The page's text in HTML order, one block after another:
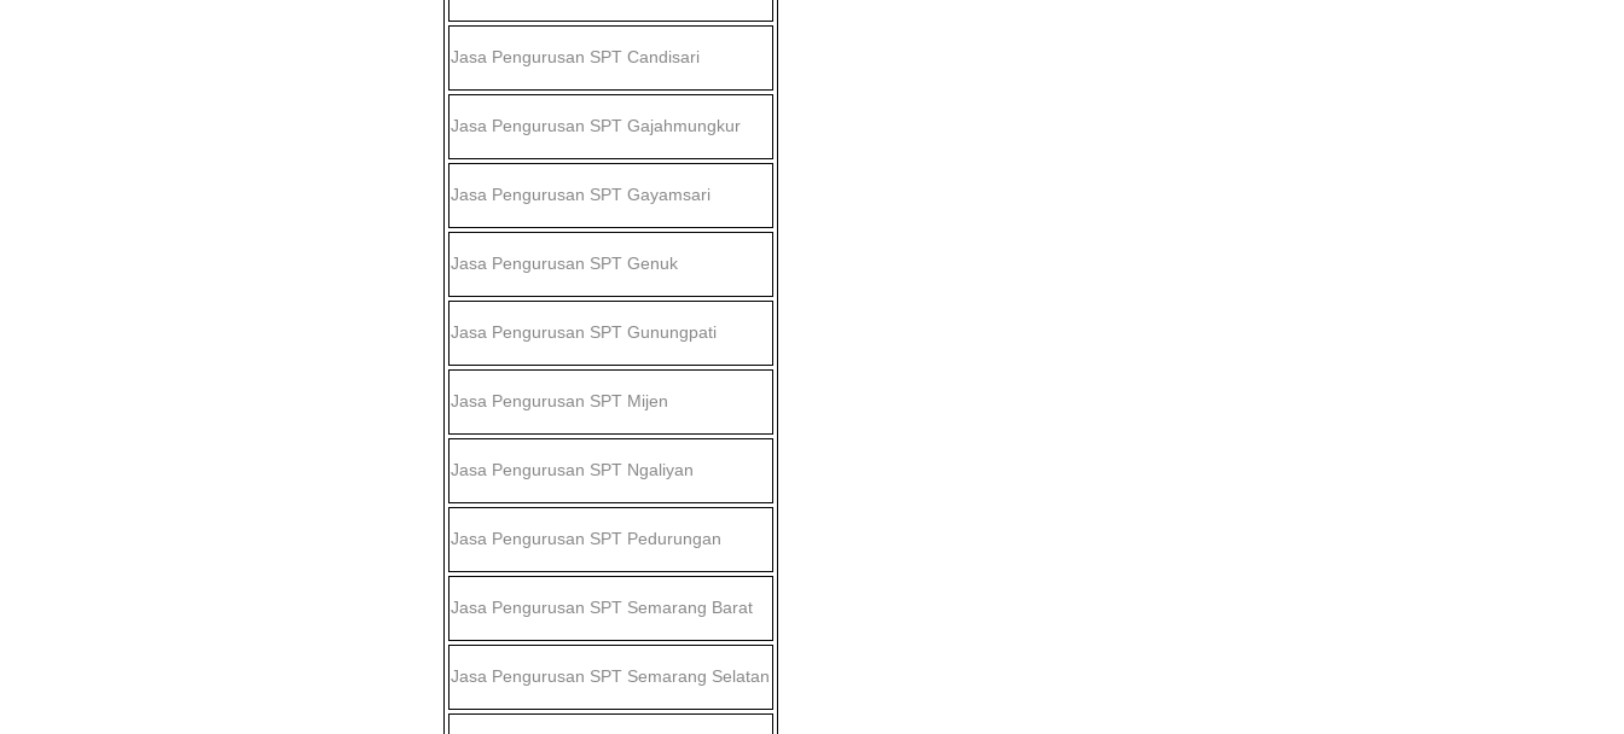
Jasa Pengurusan SPTCandisari
Jasa Pengurusan SPTGajahmungkur
Jasa Pengurusan SPTGayamsari
Jasa Pengurusan SPTGenuk
Jasa Pengurusan SPTGunungpati
Jasa Pengurusan SPT Mijen
Jasa Pengurusan SPT Ngaliyan
Jasa Pengurusan SPT Pedurungan
Jasa Pengurusan SPT Semarang Barat
Jasa Pengurusan SPT Semarang Selatan